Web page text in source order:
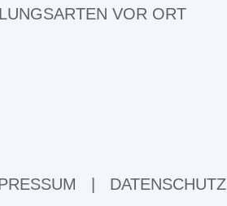
VOR ORT
DATENSCHUTZ